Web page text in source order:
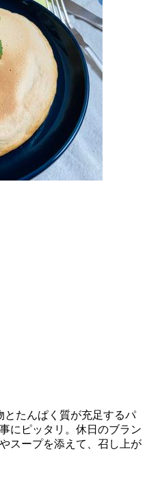
とたんぱく質が充足するパ
にピッタリ。休日のブラン
スープを添えて、召し上が